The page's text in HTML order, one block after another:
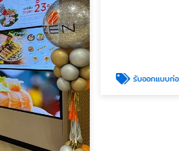
รับออกแบบก่อสร้าง